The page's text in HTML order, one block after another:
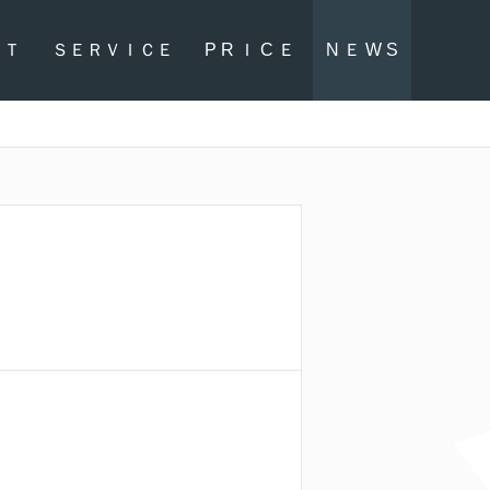
ＳＥＲＶＩＣＥ P R Ｉ C Ｅ N Ｅ W S